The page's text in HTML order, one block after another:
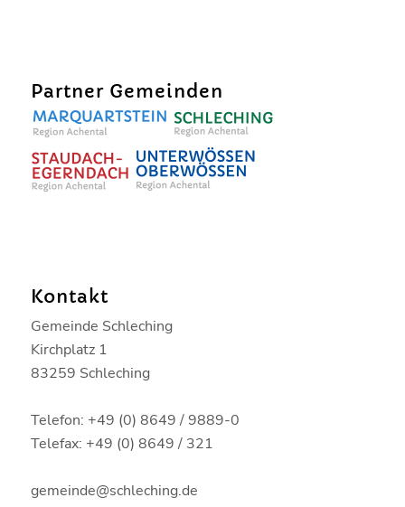
Partner Gemeinden
Kontakt
Gemeinde Schleching
Kirchplatz 1
83259 Schleching
Telefon: +49 (0) 8649 / 9889-0
Telefax: +49 (0) 8649 / 321
gemeinde@schleching.de